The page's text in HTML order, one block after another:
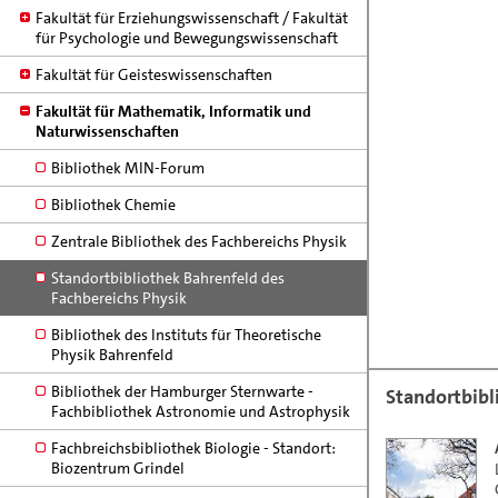
Fakultät für Erziehungswissenschaft / Fakultät
für Psychologie und Bewegungswissenschaft
Fakultät für Geisteswissenschaften
Fakultät für Mathematik, Informatik und
Naturwissenschaften
Bibliothek MIN-Forum
Bibliothek Chemie
Zentrale Bibliothek des Fachbereichs Physik
Standortbibliothek Bahrenfeld des
Fachbereichs Physik
Bibliothek des Instituts für Theoretische
Physik Bahrenfeld
Bibliothek der Hamburger Sternwarte -
Fachbibliothek Astronomie und Astrophysik
Fachbreichsbibliothek Biologie - Standort:
Biozentrum Grindel
Zeitgeschichte
BU 43 : Bundesstraße 43 - Zentrum für
Bioinformatik, ZBH
BU 45 : Bundesstraße 45
BU 53: Bundesstraße 53
BU 55 / Geom: Bundesstraße 55, Geomatikum
ESA 1: Edmund-Siemers-Allee 1, Hauptgebäude
ESA 1 O: Edmund-Siemers-Allee 1, Ostflügel
ESA 1 W: Edmund-Siemers-Allee 1, Westflügel
ESP 36: Esplanade 36
FEL 70: Feldbrunnenstraße 70
GA 48 / Grindel 48: Grindelallee 48
GA 117 / Grindel 117: Grindelallee 117
GB 5: Grindelberg 5